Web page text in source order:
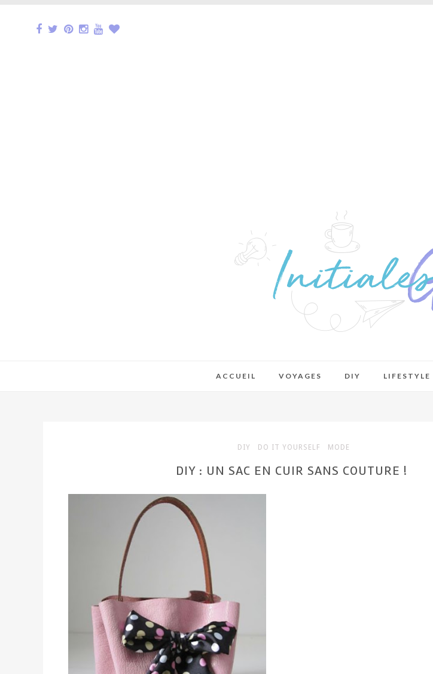
ACCUEIL VOYAGES DIY LIFESTYLE
DIY DO IT YOURSELF MODE
DIY : UN SAC EN CUIR SANS COUTURE !